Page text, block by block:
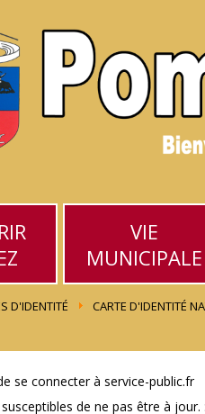
VIE
MUNICIPALE
D'IDENTITÉ CARTE D'IDENTITÉ
se connecter à service-public.fr
de ne pas être à jour.